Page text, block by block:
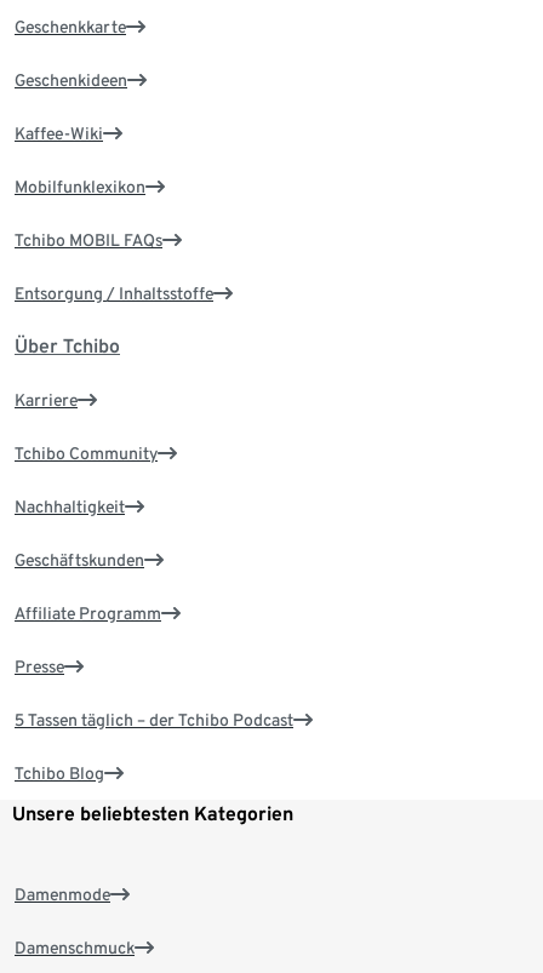
Geschenkkarte
Geschenkideen
Kaffee-Wiki
Mobilfunklexikon
Tchibo MOBIL FAQs
Entsorgung / Inhaltsstoffe
Über Tchibo
Karriere
Tchibo Community
Nachhaltigkeit
Geschäftskunden
Affiliate Programm
Presse
5 Tassen täglich – der Tchibo Podcast
Tchibo Blog
Unsere beliebtesten Kategorien
Damenmode
Damenschmuck